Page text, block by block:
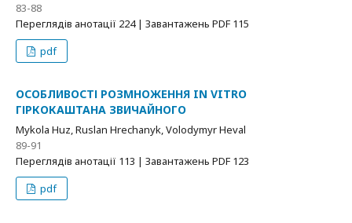
83-88
Переглядів анотації 224 | Завантажень PDF 115
pdf
ОСОБЛИВОСТІ РОЗМНОЖЕННЯ IN VITRO
ГІРКОКАШТАНА ЗВИЧАЙНОГО
Mykola Huz, Ruslan Hrechanyk, Volodymyr Heval
89-91
Переглядів анотації 113 | Завантажень PDF 123
pdf